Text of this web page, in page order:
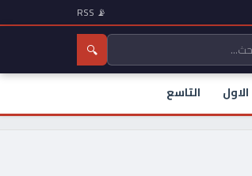
📡 RSS
🔍
الاول التاسع